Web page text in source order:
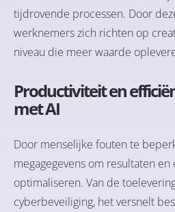
tijdrovende processen. Door
werknemers zich richten op
niveau die meer waarde
Productiviteit en
met AI
Door menselijke fouten te
megagegevens om resultaten
optimaliseren. Van de
cyberbeveiliging, het versnelt